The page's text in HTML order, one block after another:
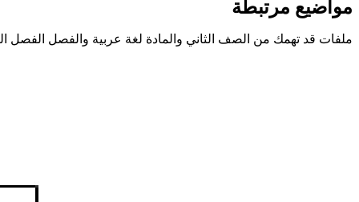
مواضيع مرتبطة
ملفات قد تهمك من الصف الثاني والمادة لغة عربية والفصل الفصل